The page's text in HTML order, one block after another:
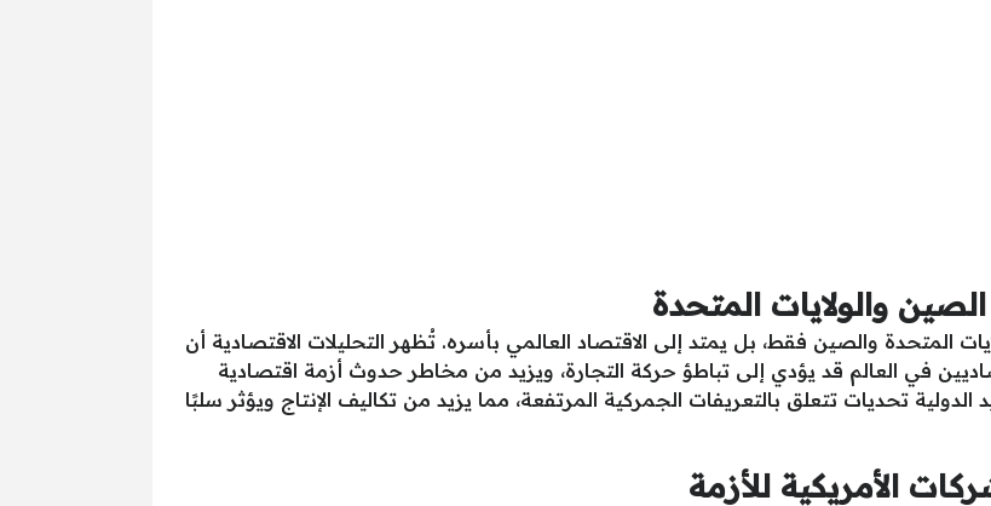
الصين والولايات المتحدة
المتحدة والصين فقط، بل يمتد إلى الاقتصاد العالمي بأسره. تُظهر التحليلات الاقتصادية أن
في العالم قد يؤدي إلى تباطؤ حركة التجارة، ويزيد من مخاطر حدوث أزمة اقتصادية
تحديات تتعلق بالتعريفات الجمركية المرتفعة، مما يزيد من تكاليف الإنتاج ويؤثر سلبًا
الأمريكية للأزمة